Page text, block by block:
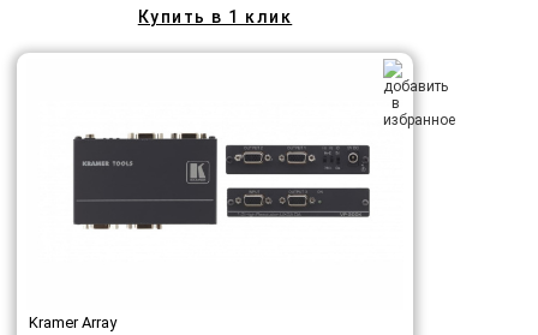
Купить в 1 клик
Kramer Array